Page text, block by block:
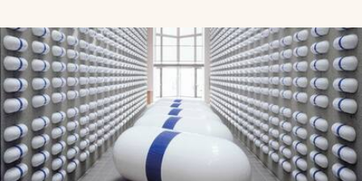
Apertura
Infotechnology
Clase
Clima
Mundial 2026